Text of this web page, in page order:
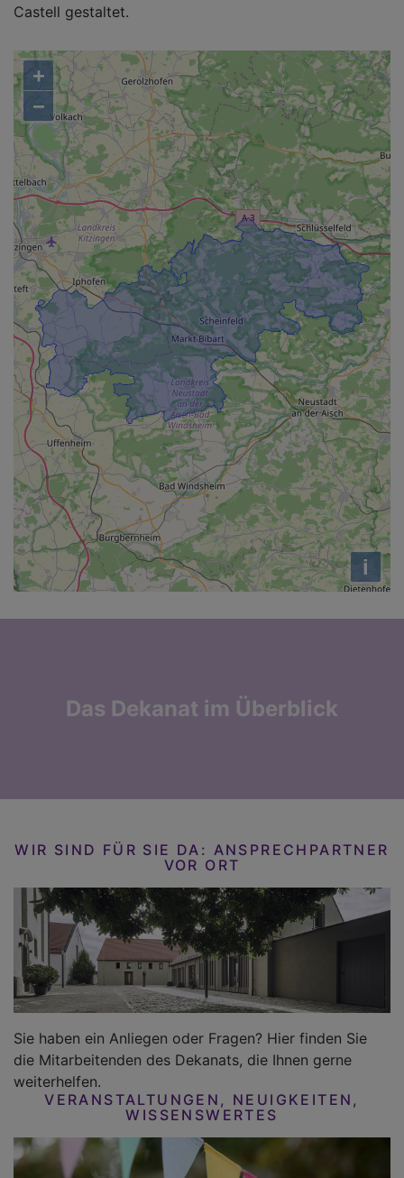
Castell gestaltet.
+
−
i
Das Dekanat im Überblick
WIR SIND FÜR SIE DA: ANSPRECHPARTNER
VOR ORT
Sie haben ein Anliegen oder Fragen? Hier finden Sie
die Mitarbeitenden des Dekanats, die Ihnen gerne
weiterhelfen.
VERANSTALTUNGEN, NEUIGKEITEN,
WISSENSWERTES